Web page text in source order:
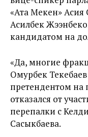
«Ата Мекен» Асия
Асилбек
кандидатом на
«Да, многие
Омурбек
претендентом на
отказался от
перепалки с
Сасыкбаева.